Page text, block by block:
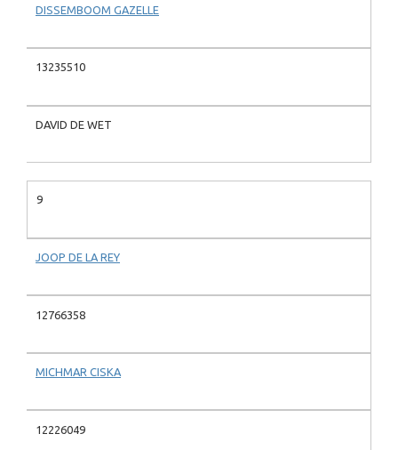
DISSEMBOOM GAZELLE
13235510
DAVID DE WET
9
JOOP DE LA REY
12766358
MICHMAR CISKA
12226049